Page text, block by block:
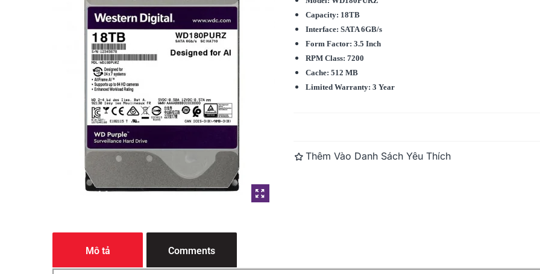
Capacity: 18TB
Interface: SATA 6GB/s
Form Factor: 3.5 Inch
RPM Class: 7200
Cache: 512 MB
Limited Warranty: 3 Year
Thêm Vào Danh Sách Yêu Thích
SATA HDD 5400rpm 64MB...
WD PURPLE 2TB 3.5 Inch
SATA HDD 5400rpm 64MB...
SATA HDD 5400rpm 64MB...
WD PURPLE 4TB 3.5 Inch
SATA HDD 5400rpm 64MB...
SATA HDD 5400rpm 64MB...
WD PURPLE 8TB 3.5 Inch
SATA HDD 7200rpm 256MB...
Mô tả Comments